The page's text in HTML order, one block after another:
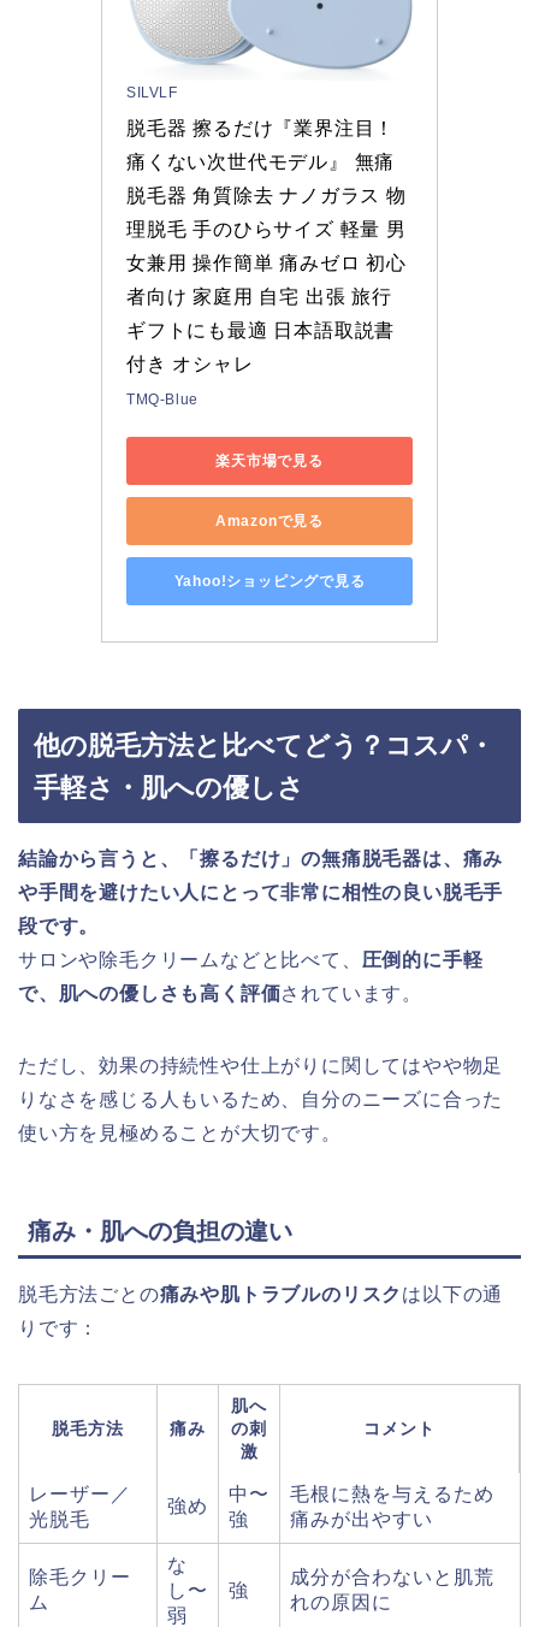
SILVLF
脱毛器 擦るだけ『業界注目！
痛くない次世代モデル』 無痛
脱毛器 角質除去 ナノガラス 物
理脱毛 手のひらサイズ 軽量 男
女兼用 操作簡単 痛みゼロ 初心
者向け 家庭用 自宅 出張 旅行
ギフトにも最適 日本語取説書
付き オシャレ
TMQ-Blue
楽天市場で見る
Amazonで見る
Yahoo!ショッピングで見る
他の脱毛方法と比べてどう？コスパ・
手軽さ・肌への優しさ
結論から言うと、「擦るだけ」の無痛脱毛器は、痛み
や手間を避けたい人にとって非常に相性の良い脱毛手
段です。
サロンや除毛クリームなどと比べて、 圧倒的に手軽
で、肌への優しさも高く評価されています。
ただし、効果の持続性や仕上がりに関してはやや物足
りなさを感じる人もいるため、自分のニーズに合った
使い方を見極めることが大切です。
痛み・肌への負担の違い
脱毛方法ごとの痛みや肌トラブルのリスク は以下の通
りです：
脱毛方法 痛み
肌へ
の刺
激
コメント
レーザー／
光脱毛
強め
中〜
強
毛根に熱を与えるため
痛みが出やすい
除毛クリー
ム
な
し〜
弱
強
成分が合わないと肌荒
れの原因に